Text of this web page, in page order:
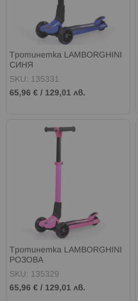
Тротинетка LAMBORGHINI
СИНЯ
SKU: 135331
65,96 € / 129,01 лв.
Tротинетка LAMBORGHINI
РОЗОВА
SKU: 135329
65,96 € / 129,01 лв.